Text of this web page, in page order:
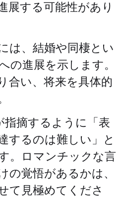
展する可能性があり
は、結婚や同棲とい
の進展を示します。
合い、将来を具体的
指摘するように「表
するのは難しい」と
。ロマンチックな言
の覚悟があるかは、
て見極めてくださ